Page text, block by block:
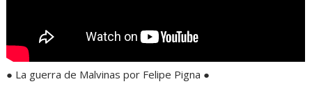
● La guerra de Malvinas por Felipe Pigna ●